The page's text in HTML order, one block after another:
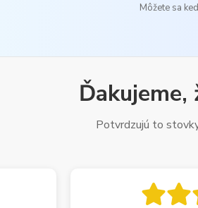
Môžete sa
Ďakujeme,
Potvrdzujú to